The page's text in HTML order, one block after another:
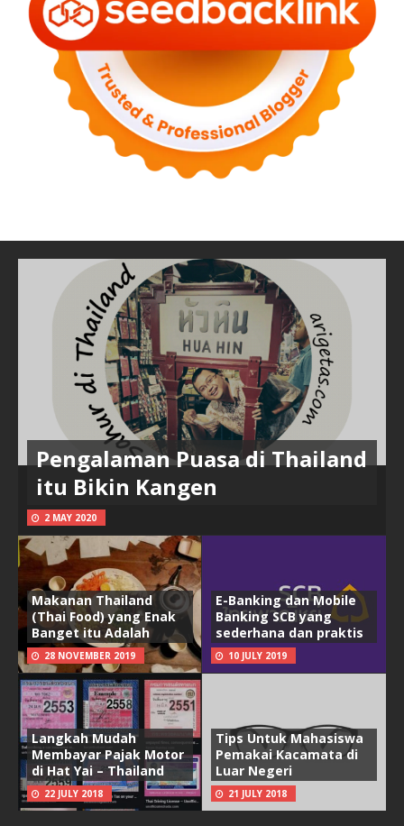
Pengalaman Puasa di Thailand
itu Bikin Kangen
2 MAY 2020
Makanan Thailand
(Thai Food) yang Enak
Banget itu Adalah
28 NOVEMBER 2019
E-Banking dan Mobile
Banking SCB yang
sederhana dan praktis
10 JULY 2019
Langkah Mudah
Membayar Pajak Motor
di Hat Yai – Thailand
22 JULY 2018
Tips Untuk Mahasiswa
Pemakai Kacamata di
Luar Negeri
21 JULY 2018